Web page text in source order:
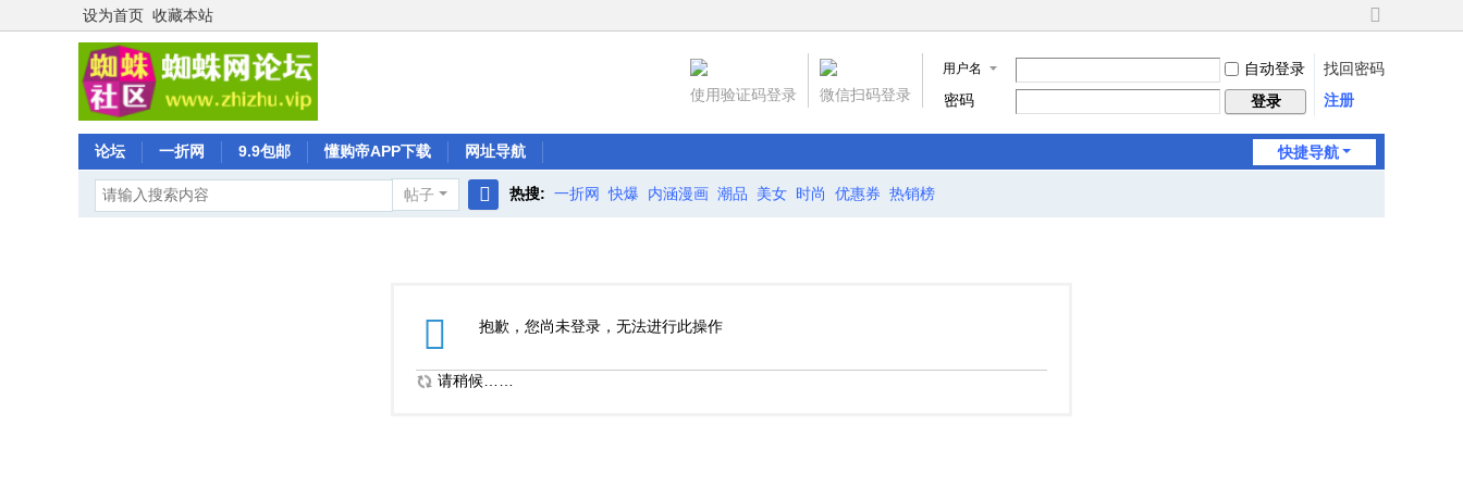
设为首页 收藏本站
切
到
用户名 自动登录
找回密码
密码
登录 注册
微信扫码登录
使用验证码登录
快捷导航
论坛 一折网 9.9包邮 懂购帝APP下载 网址导航
帖子 热搜: 一折网 快爆 内涵漫画 潮品 美女 时尚 优惠券 热销榜
抱歉，您尚未登录，无法进行此操作
请稍候……